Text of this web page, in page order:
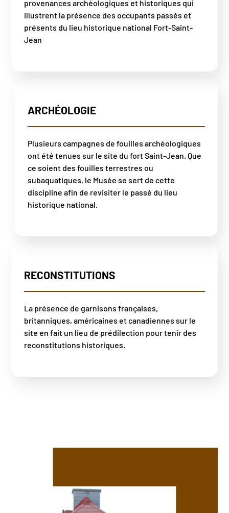
provenances archéologiques et historiques qui
illustrent la présence des occupants passés et
présents du lieu historique national Fort-Saint-
Jean
ARCHÉOLOGIE
Plusieurs campagnes de fouilles archéologiques
ont été tenues sur le site du fort Saint-Jean. Que
ce soient des fouilles terrestres ou
subaquatiques, le Musée se sert de cette
discipline afin de revisiter le passé du lieu
historique national.
RECONSTITUTIONS
La présence de garnisons françaises,
britanniques, américaines et canadiennes sur le
site en fait un lieu de prédilection pour tenir des
reconstitutions historiques.